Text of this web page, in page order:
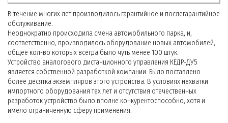
В течение многих лет производилось гарантийное и послегарантийное
обслуживание.
Неоднократно происходила смена автомобильного парка, и,
соответственно, производилось оборудование новых автомобилей,
общее кол-во которых всегда было чуть менее 100 штук.
Устройство аналогового дистанционного управления КЕДР-ДУ5
является собственной разработкой компании. Было поставлено
более десятка экземпляров этого устройства. В условиях нехватки
импортного оборудования тех лет и отсутствия отечественных
разработок устройство было вполне конкурентоспособно, хотя и
имело ограниченную сферу применения.